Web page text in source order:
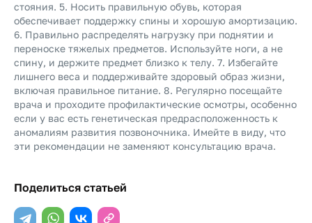
стояния. 5. Носить правильную обувь, которая
обеспечивает поддержку спины и хорошую амортизацию.
6. Правильно распределять нагрузку при поднятии и
переноске тяжелых предметов. Используйте ноги, а не
спину, и держите предмет близко к телу. 7. Избегайте
лишнего веса и поддерживайте здоровый образ жизни,
включая правильное питание. 8. Регулярно посещайте
врача и проходите профилактические осмотры, особенно
если у вас есть генетическая предрасположенность к
аномалиям развития позвоночника. Имейте в виду, что
эти рекомендации не заменяют консультацию врача.
Поделиться статьей